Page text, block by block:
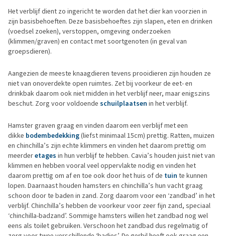
Het verblijf dient zo ingericht te worden dat het dier kan voorzien in
zijn basisbehoeften. Deze basisbehoeftes zijn slapen, eten en drinken
(voedsel zoeken), verstoppen, omgeving onderzoeken
(klimmen/graven) en contact met soortgenoten (in geval van
groepsdieren).
Aangezien de meeste knaagdieren tevens prooidieren zijn houden ze
niet van onoverdekte open ruimtes. Zet bij voorkeur de eet- en
drinkbak daarom ook niet midden in het verblijf neer, maar enigszins
beschut. Zorg voor voldoende schuilplaatsen in het verblijf.
Hamster graven graag en vinden daarom een verblijf met een
dikke bodembedekking(liefst minimaal 15cm) prettig. Ratten, muizen
en chinchilla’s zijn echte klimmers en vinden het daarom prettig om
meerderetages in hun verblijf te hebben. Cavia’s houden juist niet van
klimmen en hebben vooral veel oppervlakte nodig en vinden het
daarom prettig om af en toe ook door het huis of de tuin te kunnen
lopen. Daarnaast houden hamsters en chinchilla’s hun vacht graag
schoon door te baden in zand. Zorg daarom voor een ‘zandbad’ in het
verblijf. Chinchilla’s hebben de voorkeur voor zeer fijn zand, speciaal
‘chinchilla-badzand’. Sommige hamsters willen het zandbad nog wel
eens als toilet gebruiken. Verschoon het zandbad dus regelmatig of